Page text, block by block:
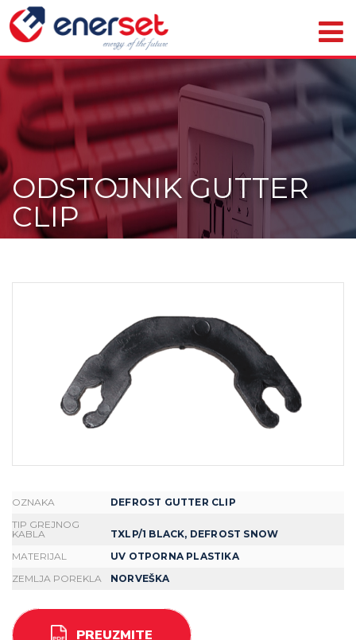
ODSTOJNIK GUTTER
CLIP
OZNAKA
DEFROST GUTTER CLIP
TIP GREJNOG
KABLA
TXLP/1 BLACK, DEFROST SNOW
MATERIJAL
UV OTPORNA PLASTIKA
ZEMLJA POREKLA
NORVEŠKA
PREUZMITE